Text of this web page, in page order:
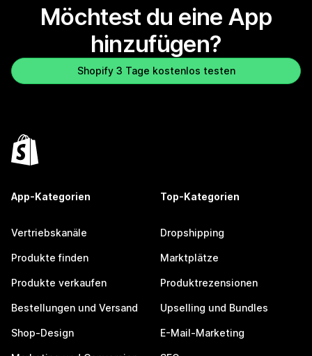
Möchtest du eine App
hinzufügen?
Shopify 3 Tage kostenlos testen
App-Kategorien
Vertriebskanäle
Produkte finden
Produkte verkaufen
Bestellungen und Versand
Shop-Design
Top-Kategorien
Dropshipping
Marktplätze
Produktrezensionen
Upselling und Bundles
E-Mail-Marketing